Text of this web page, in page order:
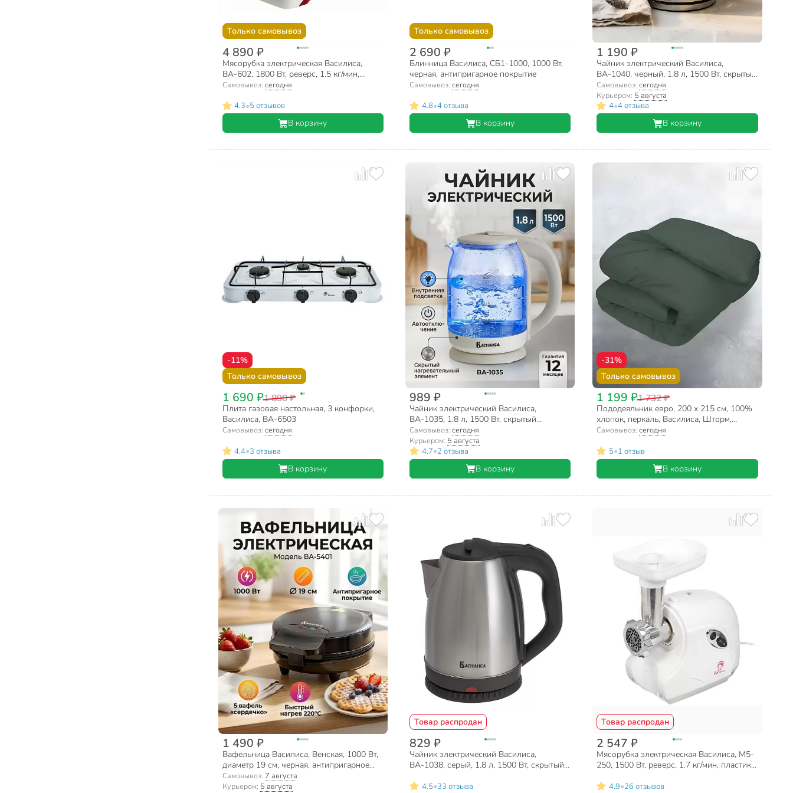
Только самовывоз
4 890 ₽
Мясорубка электрическая Василиса,
ВА-602, 1800 Вт, реверс, 1.5 кг/мин,
пластик, 3 насадки
Самовывоз: сегодня
4.3•5 отзывов
В корзину
Только самовывоз
2 690 ₽
Блинница Василиса, СБ1-1000, 1000 Вт,
черная, антипригарное покрытие
Самовывоз: сегодня
4.8•4 отзыва
В корзину
1 190 ₽
Чайник электрический Василиса,
ВА-1040, черный, 1.8 л, 1500 Вт, скрытый
нагревательный элемент, стекло
Самовывоз:сегодня
Курьером: 5 августа
4•4 отзыва
В корзину
-11%
Только самовывоз
1 690 ₽1 890 ₽
Плита газовая настольная, 3 конфорки,
Василиса, ВА-6503
Самовывоз: сегодня
4.4•3 отзыва
В корзину
989 ₽
Чайник электрический Василиса,
ВА-1035, 1.8 л, 1500 Вт, скрытый
нагревательный элемент, жаропрочный,
стекло
Самовывоз: сегодня
Курьером: 5 августа
4.7•2 отзыва
В корзину
-31%
Только самовывоз
1 199 ₽1 732 ₽
Пододеяльник евро, 200 х 215 см, 100%
хлопок, перкаль, Василиса, Шторм,
молния
Самовывоз:сегодня
5•1 отзыв
В корзину
1 490 ₽
Вафельница Василиса, Венская, 1000 Вт,
диаметр 19 см, черная, антипригарное
покрытие, ВА-5401
Самовывоз: 7 августа
Курьером: 5 августа
Товар распродан
829 ₽
Чайник электрический Василиса,
ВА-1038, серый, 1.8 л, 1500 Вт, скрытый
сталь
4.5•33 отзыва
Товар распродан
2 547 ₽
Мясорубка электрическая Василиса, М5-
250, 1500 Вт, реверс, 1.7 кг/мин, пластик,
4.9•26 отзывов